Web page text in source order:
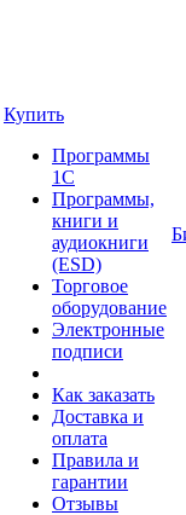
Купить
Программы
1С
Программы,
книги и
аудиокниги
(ESD)
Торговое
оборудование
Электронные
подписи
Как заказать
Доставка и
оплата
Правила и
гарантии
Отзывы